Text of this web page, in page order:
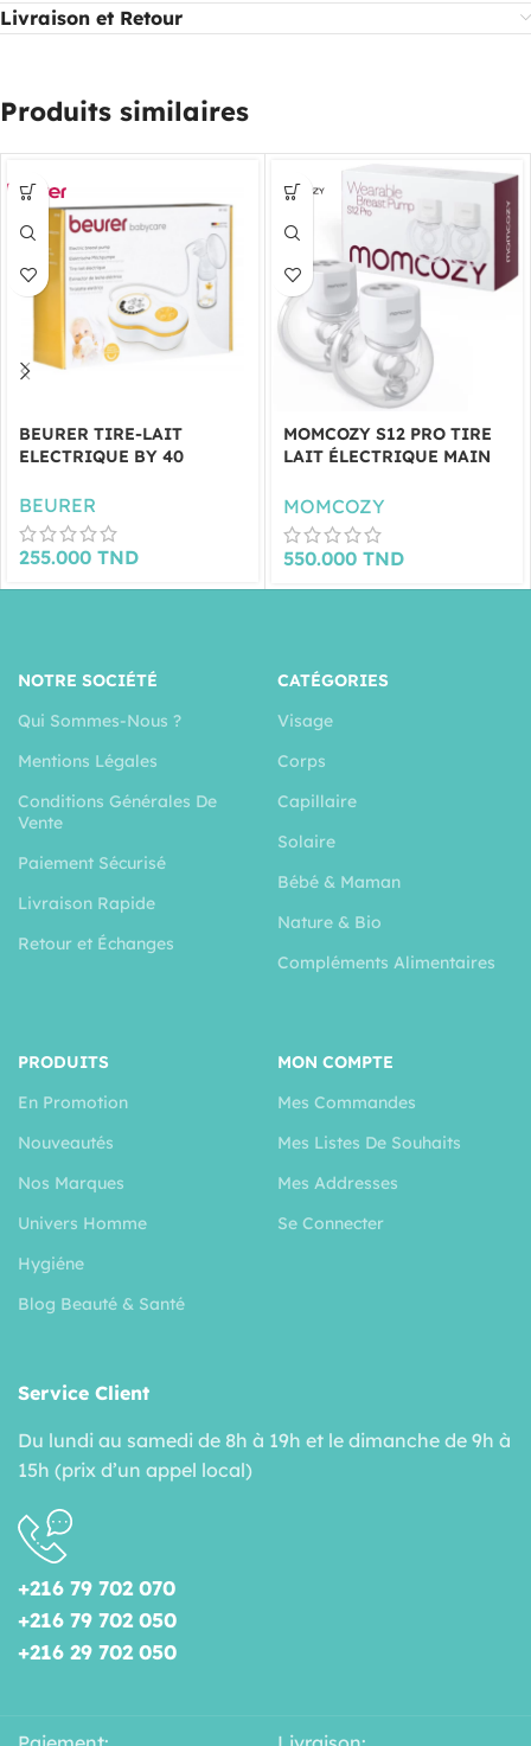
Livraison et Retour
Produits similaires
BEURER TIRE-LAIT
ELECTRIQUE BY 40
BEURER
255.000 TND
MOMCOZY S12 PRO TIRE
LAIT ÉLECTRIQUE MAIN
MOMCOZY
550.000 TND
NOTRE SOCIÉTÉ
Qui Sommes-Nous ?
Mentions Légales
Conditions Générales De
Vente
Paiement Sécurisé
Livraison Rapide
Retour et Échanges
CATÉGORIES
Visage
Corps
Capillaire
Solaire
Bébé & Maman
Nature & Bio
Compléments Alimentaires
PRODUITS
En Promotion
Nouveautés
Nos Marques
Univers Homme
Hygiéne
Blog Beauté & Santé
MON COMPTE
Mes Commandes
Mes Listes De Souhaits
Mes Addresses
Se Connecter
Service Client
Du lundi au samedi de 8h à 19h et le dimanche de 9h à
15h (prix d’un appel local)
+216 79 702 070
+216 79 702 050
+216 29 702 050